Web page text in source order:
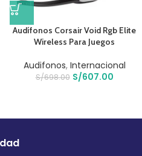
Audífonos Corsair Void Rgb Elite
Wireless Para Juegos
Audifonos, Internacional
S/698.00 S/607.00